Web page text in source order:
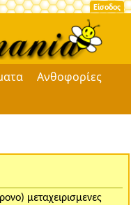
Είσοδος
Ανθοφορίες
μεταχειρισμενες